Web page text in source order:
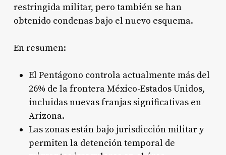
restringida militar, pero también se han
obtenido condenas bajo el nuevo esquema.
En resumen:
El Pentágono controla actualmente más del
26% de la frontera México-Estados Unidos,
incluidas nuevas franjas significativas en
Arizona.
Las zonas están bajo jurisdicción militar y
permiten la detención temporal de